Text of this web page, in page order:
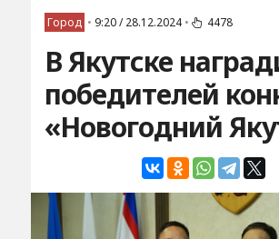
Город • 9:20 / 28.12.2024 • 4478
В Якутске
победителей
«Новогодний